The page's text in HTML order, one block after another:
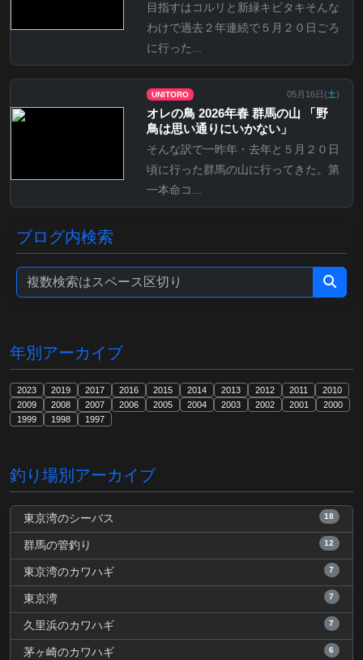
目指すはコルリと新緑キビタキそんな
わけで過去２年連続で５月２０日ごろ
に行った...
UNITORO 05月16日(土)
オレの鳥 2026年春 群馬の山 「野
鳥は思い通りにいかない」
そんな訳で一昨年・去年と５月２０日
頃に行った群馬の山に行ってきた。第
一本命コ...
ブログ内検索
年別アーカイブ
2023 2019 2017 2016 2015 2014 2013 2012 2011
2010
2009
2008 2007 2006 2005 2004 2003 2002 2001
2000
1999
1998 1997
釣り場別アーカイブ
東京湾のシーバス 18
群馬の管釣り 12
東京湾のカワハギ 7
東京湾 7
久里浜のカワハギ 7
茅ヶ崎のカワハギ 6